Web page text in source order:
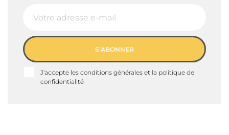
S’ABONNER
J'accepte les conditions générales et la politique de
confidentialité